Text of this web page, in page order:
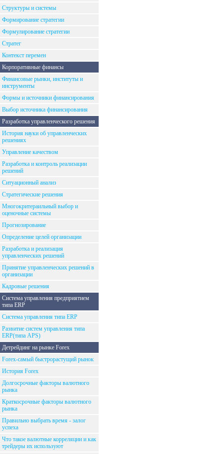
Структуры и системы
Формирование стратегии
Формулирование стратегии
Стратег
Контекст перемен
Корпоративные финансы
Финансовые рынки, институты и
инструменты
Формы и источники финансирования
Выбор источника финансирования
Разработка управленческого решения
История науки об управленческих
решениях
Управление качеством
Разработка и контроль реализации
решений
Ситуационный анализ
Стратегические решения
Многокритераильный выбор и
оценочные системы
Прогнозирование
Определение целей организации
Разработка и реализация
управленческих решений
Принятие управленческих решений в
организации
Кадровые решения
Система управления предприятием
типа ERP
Система управления типа ERP
Развитие систем управления типа
ERP(типа APS)
Детрейдинг на рынке Forex
Forex-самый быстрорастущий рынок
История Forex
Долгосрочные факторы валютного
рынка
Краткосрочные факторы валютного
рынка
Правильно выбрать время - залог
успеха
Что такое валютные корреляции и как
трейдеры их используют